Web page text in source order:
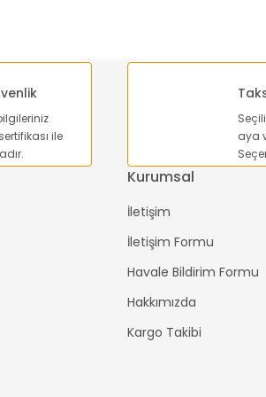
ile
aya
Kurumsal
İletişim
İletişim Formu
Havale Bildirim Formu
Hakkımızda
Kargo Takibi